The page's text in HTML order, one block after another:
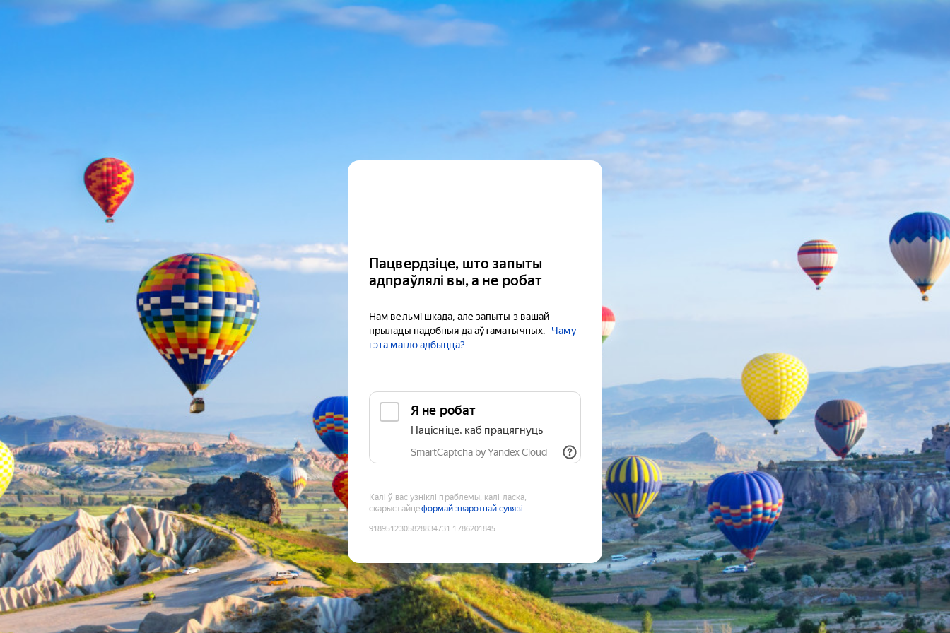
Пацвердзіце, што запыты
адпраўлялі вы, а не робат
Нам вельмі шкада, але запыты з вашай
прылады падобныя да аўтаматычных.
Чаму
гэта магло адбыцца?
Я не робат
Націсніце, каб працягнуць
SmartCaptcha by Yandex Cloud
Калі ў вас узніклі праблемы, калі ласка,
скарыстайцеформай зваротнай сувязі
9189512305828834731 :1786201845